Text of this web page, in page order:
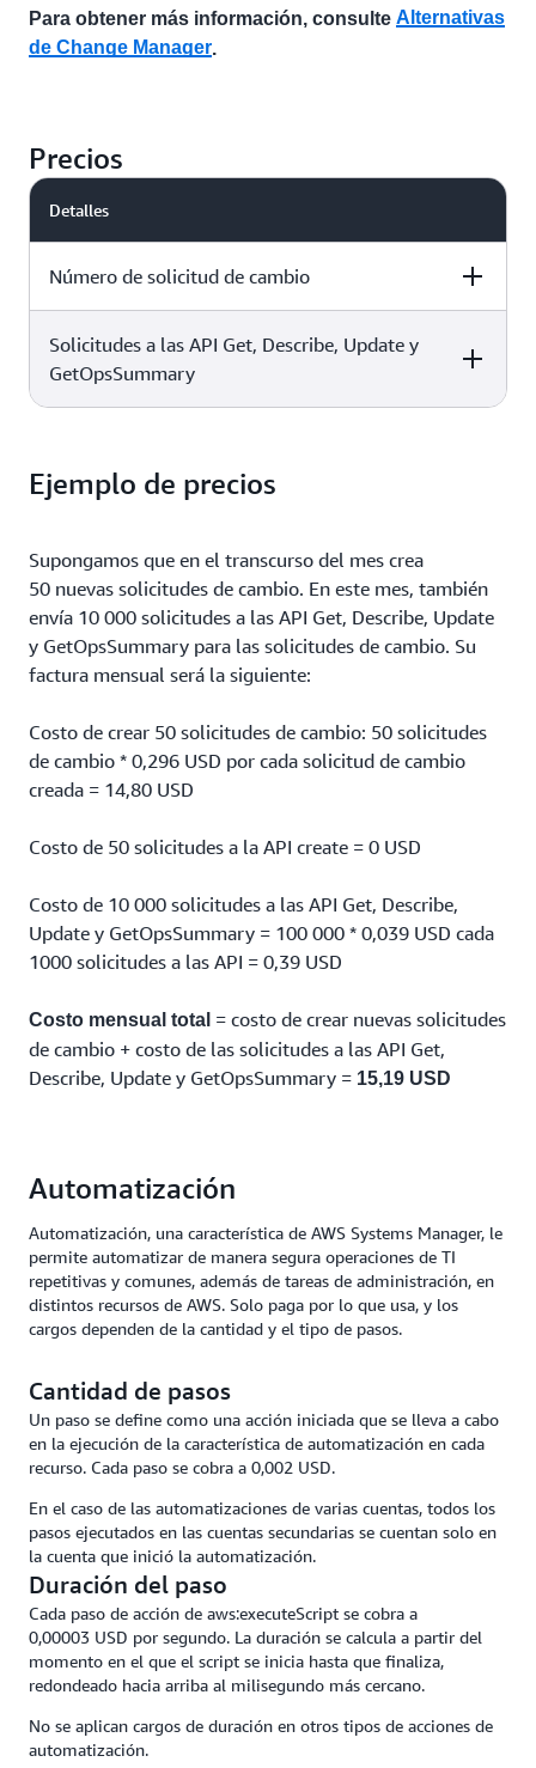
Para obtener más información, consulte Alternativas
de Change Manager.
Precios
Detalles
Número de solicitud de cambio
Precios
0,296 USD por solicitud de cambio
Solicitudes a las API Get, Describe, Update y
GetOpsSummary
0,039 USD cada 1000 solicitudes
Ejemplo de precios
Supongamos que en el transcurso del mes crea
50 nuevas solicitudes de cambio. En este mes, también
envía 10 000 solicitudes a las API Get, Describe, Update
y GetOpsSummary para las solicitudes de cambio. Su
factura mensual será la siguiente:
Costo de crear 50 solicitudes de cambio: 50 solicitudes
de cambio * 0,296 USD por cada solicitud de cambio
creada = 14,80 USD
Costo de 50 solicitudes a la API create = 0 USD
Costo de 10 000 solicitudes a las API Get, Describe,
Update y GetOpsSummary = 100 000 * 0,039 USD cada
1000 solicitudes a las API = 0,39 USD
Costo mensual total = costo de crear nuevas solicitudes
de cambio + costo de las solicitudes a las API Get,
Describe, Update y GetOpsSummary = 15,19 USD
Automatización
Automatización, una característica de AWS Systems Manager, le
permite automatizar de manera segura operaciones de TI
repetitivas y comunes, además de tareas de administración, en
distintos recursos de AWS. Solo paga por lo que usa, y los
cargos dependen de la cantidad y el tipo de pasos.
Cantidad de pasos
Un paso se define como una acción iniciada que se lleva a cabo
en la ejecución de la característica de automatización en cada
recurso. Cada paso se cobra a 0,002 USD.
En el caso de las automatizaciones de varias cuentas, todos los
pasos ejecutados en las cuentas secundarias se cuentan solo en
la cuenta que inició la automatización.
Duración del paso
Cada paso de acción de aws:executeScript se cobra a
0,00003 USD por segundo. La duración se calcula a partir del
momento en el que el script se inicia hasta que finaliza,
redondeado hacia arriba al milisegundo más cercano.
No se aplican cargos de duración en otros tipos de acciones de
automatización.